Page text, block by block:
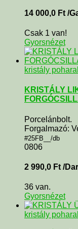
14 000,0 Ft /
Csak 1 van!
Gyorsnézet
kristály
KRISTÁLY
Porcelánbolt.
Forgalmazó:
#25FB__/db
0806
2 990,0 Ft /
36 van.
Gyorsnézet
kristály